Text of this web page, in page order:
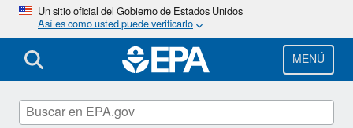
Pasar
al
contenido
principal
Un sitio oficial del Gobierno de Estados Unidos
Así es como usted puede verificarlo
MENÚ
Programa fronterizo